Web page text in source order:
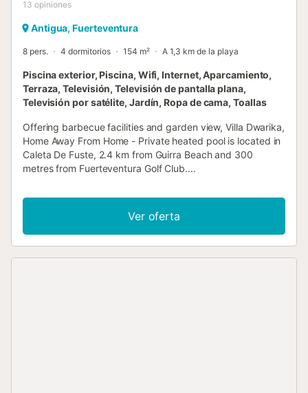
13 opiniones
Antigua, Fuerteventura
8 pers. 4 dormitorios 154 m² A 1,3 km de la playa
Piscina exterior, Piscina, Wifi, Internet, Aparcamiento,
Terraza, Televisión, Televisión de pantalla plana,
Televisión por satélite, Jardín, Ropa de cama, Toallas
Offering barbecue facilities and garden view, Villa Dwarika,
Home Away From Home - Private heated pool is located in
Caleta De Fuste, 2.4 km from Guirra Beach and 300
metres from Fuerteventura Golf Club....
Ver oferta